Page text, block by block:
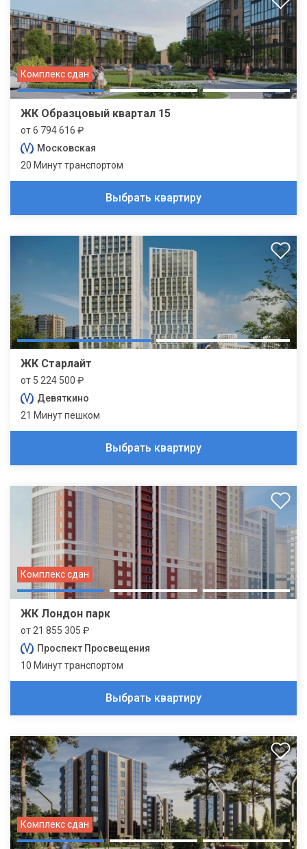
Комплекс сдан
ЖК Образцовый квартал 15
от 6 794 616 ₽
Московская
20 Минут транспортом
Выбрать квартиру
ЖК Старлайт
от 5 224 500 ₽
Девяткино
21 Минут пешком
Выбрать квартиру
Комплекс сдан
ЖК Лондон парк
от 21 855 305 ₽
Проспект Просвещения
10 Минут транспортом
Выбрать квартиру
Комплекс сдан